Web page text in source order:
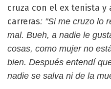
cruza con el ex tenista
carreras: "Si me cruzo lo
mal. Bueh, a nadie le
cosas, como mujer no
bien. Después entendí
nadie se salva ni de la